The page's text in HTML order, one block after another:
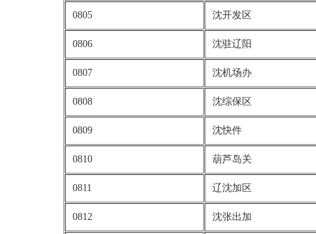
0805 沈开发区
0806 沈驻辽阳
0807 沈机场办
0808 沈综保区
0809 沈快件
0810 葫芦岛关
0811 辽沈加区
0812 沈张出加